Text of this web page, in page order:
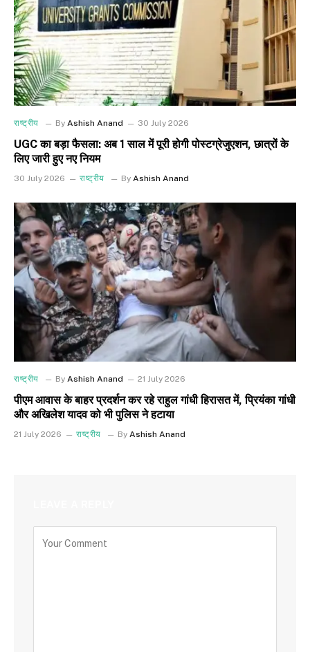
राष्ट्रीय By Ashish Anand 30 July 2026
UGC का बड़ा फैसला: अब 1 साल में पूरी होगी पोस्टग्रेजुएशन, छात्रों के
लिए जारी हुए नए नियम
30 July 2026 राष्ट्रीय By Ashish Anand
राष्ट्रीय By Ashish Anand 21 July 2026
पीएम आवास के बाहर प्रदर्शन कर रहे राहुल गांधी हिरासत में, प्रियंका गांधी
और अखिलेश यादव को भी पुलिस ने हटाया
21 July 2026 राष्ट्रीय By Ashish Anand